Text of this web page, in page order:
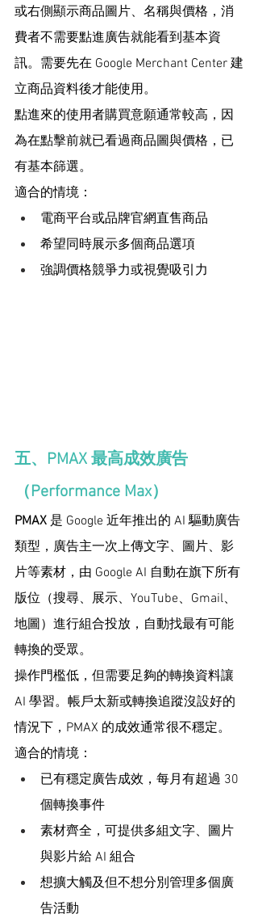
或右側顯示商品圖片、名稱與價格，消
費者不需要點進廣告就能看到基本資
訊。需要先在 Google Merchant Center 建
立商品資料後才能使用。
點進來的使用者購買意願通常較高，因
為在點擊前就已看過商品圖與價格，已
有基本篩選。
適合的情境：
電商平台或品牌官網直售商品
希望同時展示多個商品選項
強調價格競爭力或視覺吸引力
五、PMAX 最高成效廣告
（Performance Max）
PMAX 是 Google 近年推出的 AI 驅動廣告
類型，廣告主一次上傳文字、圖片、影
片等素材，由 Google AI 自動在旗下所有
版位（搜尋、展示、YouTube、Gmail、
地圖）進行組合投放，自動找最有可能
轉換的受眾。
操作門檻低，但需要足夠的轉換資料讓
AI 學習。帳戶太新或轉換追蹤沒設好的
情況下，PMAX 的成效通常很不穩定。
適合的情境：
已有穩定廣告成效，每月有超過 30
個轉換事件
素材齊全，可提供多組文字、圖片
與影片給 AI 組合
想擴大觸及但不想分別管理多個廣
告活動